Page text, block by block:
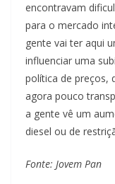
encontravam
para o mercado
gente vai ter aqui
influenciar uma
política de preços,
agora pouco
a gente vê um
diesel ou de
Fonte: Jovem Pan